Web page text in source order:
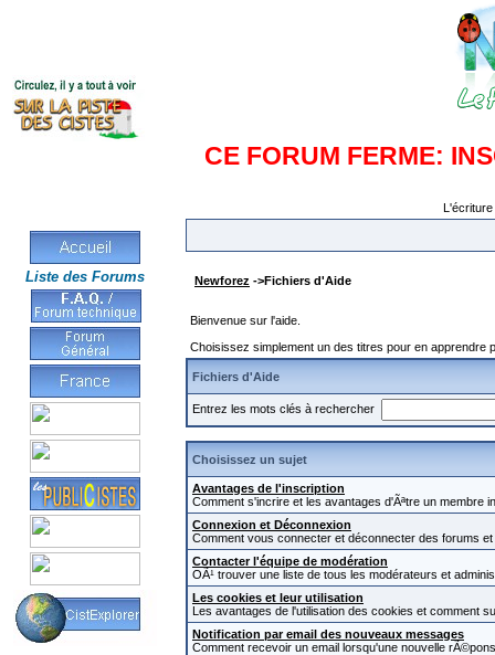
CE FORUM FERME:
Liste des Forums Newforez ->Fichiers d'Aide
Bienvenue sur l'aide.
Choisissez simplement un des titres pour en
Fichiers d'Aide
Entrez les mots clés à rechercher
Choisissez un sujet
Avantages de l'inscription
Comment s'incrire et les avantages d'Ãªtre un membre
Connexion et Déconnexion
Comment vous connecter et déconnecter des forums
Contacter l'équipe de modération
OÃ¹ trouver une liste de tous les modérateurs et
Les cookies et leur utilisation
Les avantages de l'utilisation des cookies et comment
Notification par email des nouveaux messages
Comment recevoir un email lorsqu'une nouvelle